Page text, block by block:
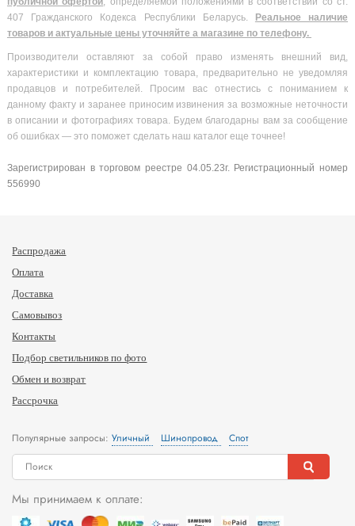
407 Гражданского Кодекса Республики Беларусь.
Реальное наличие
товаров и актуальные цены уточняйте а магазине по телефону.
Производители оставляют за собой право изменять внешний вид,
характеристики и комплектацию товара, предварительно не уведомляя
продавцов и потребителей. Просим вас отнестись с пониманием к
данному факту и заранее приносим извинения за возможные неточности
в описании и фотографиях товара. Будем благодарны вам за сообщение
об ошибках — это поможет сделать наш каталог еще точнее!
Зарегистрирован в торговом реестре 04.05.23г. Регистрационный номер
556990
Распродажа
Оплата
Доставка
Самовывоз
Контакты
Подбор светильников по фото
Обмен и возврат
Рассрочка
Популярные запросы:Уличный Шинопровод Спот
Мы принимаем к оплате: